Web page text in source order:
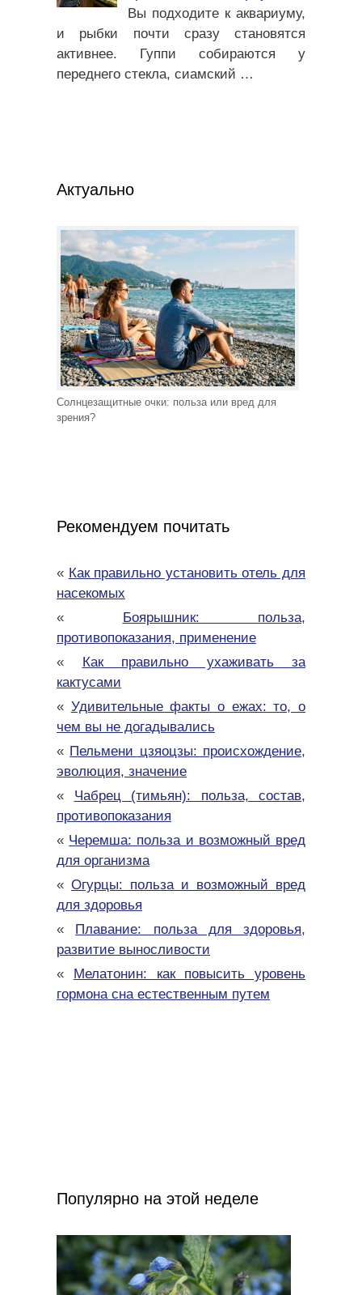
Вы подходите к аквариуму,
и рыбки почти сразу становятся
активнее. Гуппи собираются у
переднего стекла, сиамский …
Актуально
Солнцезащитные очки: польза или вред для
зрения?
Рекомендуем почитать
« Как правильно установить отель для
насекомых
« Боярышник: польза,
противопоказания, применение
« Как правильно ухаживать за
кактусами
« Удивительные факты о ежах: то, о
чем вы не догадывались
« Пельмени цзяоцзы: происхождение,
эволюция, значение
« Чабрец (тимьян): польза, состав,
противопоказания
« Черемша: польза и возможный вред
для организма
« Огурцы: польза и возможный вред
для здоровья
« Плавание: польза для здоровья,
развитие выносливости
« Мелатонин: как повысить уровень
гормона сна естественным путем
Популярно на этой неделе